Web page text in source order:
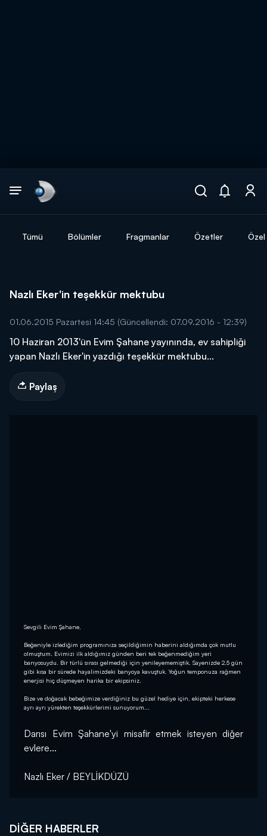
Tümü Bölümler Fragmanlar Özetler
Nazlı Eker'in teşekkür mektubu
01.06.2015 Pazartesi 14:45 (Güncellendi: 07.09.2016 - 12:39)
10 Haziran 2013'ün Evim Şahane yayınında, ev sahipliği
yapan Nazlı Eker'in yazdığı teşekkür mektubu...
Paylaş
Sevgili Evim Şahane,
Beğeniyle izlediğim programınıza seçildiğimin haberini aldığımda çok mutlu
olmuştum. Evimizi ilk aldığımız günden beri tek beğenmediğim yeri
banyosuydu. Bir türlü sırası gelmediği için yenileyememiştik. Sayenizde 2,5 gün
gibi kısa bir sürede hayalimizdeki banyoya kavuştuk. Yoğun temponuza rağmen
enerjisi hiç düşmeyen harika bir ekipsiniz.
Bize ve doğacak bebeğimize verdiğiniz bu güzel hediye için, ekipteki herkese
ayrı ayrı yürekten teşekkürlerimi sunuyorum...
Darısı Evim Şahane'yi misafir etmek isteyen diğer
evlere...
Nazlı Eker / BEYLİKDÜZÜ
DIĞER HABERLER